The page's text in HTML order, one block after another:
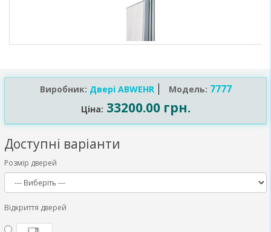
Виробник: Двері ABWEHR Модель: 7777
Ціна: 33200.00 грн.
Доступні варіанти
Розмір дверей
Відкриття дверей